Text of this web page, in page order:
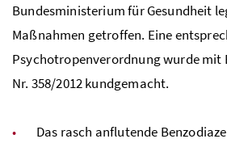
Bundesministerium für Gesundheit
Maßnahmen getroffen. Eine
Psychotropenverordnung wurde mit
Nr. 358/2012 kundgemacht.
Das rasch anflutende